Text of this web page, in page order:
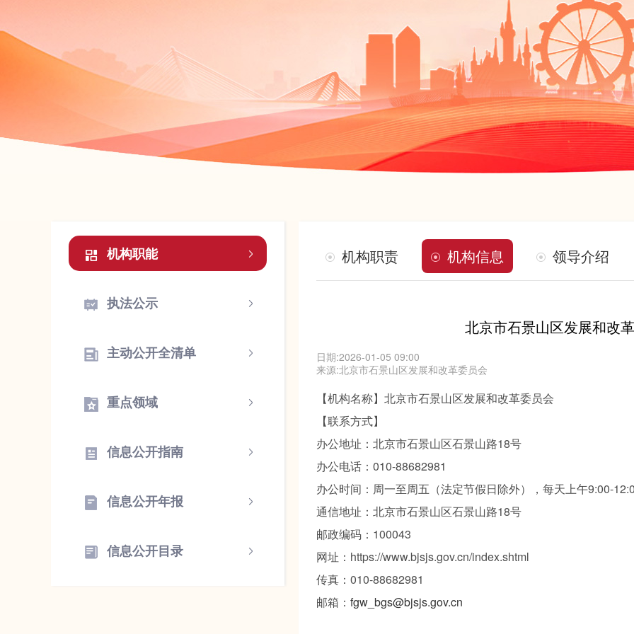
机构职能
执法公示
主动公开全清单
重点领域
信息公开指南
信息公开年报
信息公开目录
机构职责 机构信息 领导介绍
北京市石景山区发展和改
日期:2026-01-05 09:00
来源:北京市石景山区发展和改革委员会
【机构名称】北京市石景山区发展和改革委员会
【联系方式】
办公地址：北京市石景山区石景山路18号
办公电话：010-88682981
办公时间：周一至周五（法定节假日除外），每天上午9:00-
通信地址：北京市石景山区石景山路18号
邮政编码：100043
网址：https://www.bjsjs.gov.cn/index.shtml
传真：010-88682981
邮箱： fgw_bgs@bjsjs.gov.cn